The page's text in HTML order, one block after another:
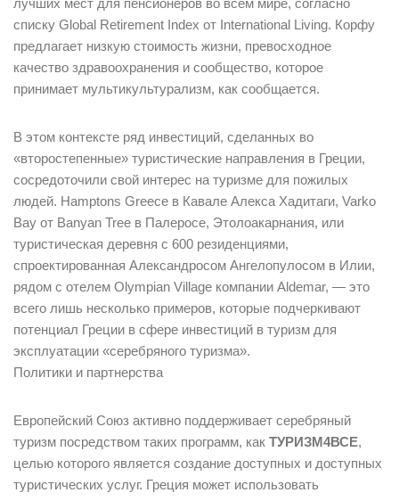
лучших мест для пенсионеров во всем мире, согласно
списку Global Retirement Index от International Living. Корфу
предлагает низкую стоимость жизни, превосходное
качество здравоохранения и сообщество, которое
принимает мультикультурализм, как сообщается.
В этом контексте ряд инвестиций, сделанных во
«второстепенные» туристические направления в Греции,
сосредоточили свой интерес на туризме для пожилых
людей. Hamptons Greece в Кавале Алекса Хадитаги, Varko
Bay от Banyan Tree в Палеросе, Этолоакарнания, или
туристическая деревня с 600 резиденциями,
спроектированная Александросом Ангелопулосом в Илии,
рядом с отелем Olympian Village компании Aldemar, — это
всего лишь несколько примеров, которые подчеркивают
потенциал Греции в сфере инвестиций в туризм для
эксплуатации «серебряного туризма».
Политики и партнерства
Европейский Союз активно поддерживает серебряный
туризм посредством таких программ, как ТУРИЗМ4ВСЕ,
целью которого является создание доступных и доступных
туристических услуг. Греция может использовать